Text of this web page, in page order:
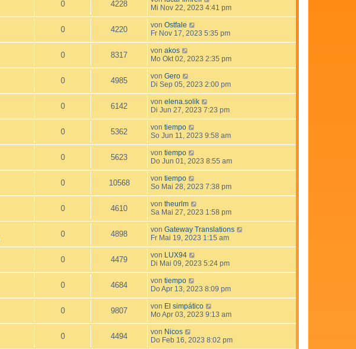
0 4228
Mi Nov 22, 2023 4:41 pm
0 4220 von Ostfale
Fr Nov 17, 2023 5:35 pm
0 8317 von akos
Mo Okt 02, 2023 2:35 pm
0 4985 von Gero
Di Sep 05, 2023 2:00 pm
0 6142 von elena.solik
Di Jun 27, 2023 7:23 pm
0 5362 von tiempo
So Jun 11, 2023 9:58 am
0 5623 von tiempo
Do Jun 01, 2023 8:55 am
0 10568 von tiempo
So Mai 28, 2023 7:38 pm
0 4610 von theurlm
Sa Mai 27, 2023 1:58 pm
0 4898 von Gateway Translations
Fr Mai 19, 2023 1:15 am
0 4479 von LUX94
Di Mai 09, 2023 5:24 pm
0 4684 von tiempo
Do Apr 13, 2023 8:09 pm
0 9807 von El simpático
Mo Apr 03, 2023 9:13 am
0 4494 von Nicos
Do Feb 16, 2023 8:02 pm